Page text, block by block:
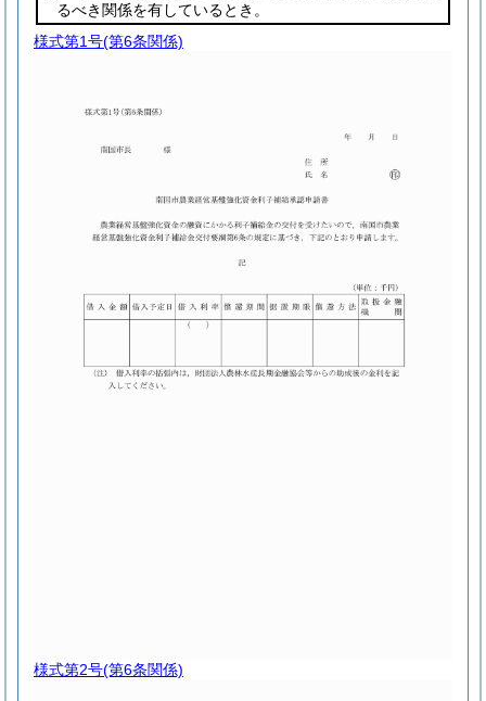
るべき関係を有しているとき。
様式第1号(第6条関係)
様式第2号(第6条関係)